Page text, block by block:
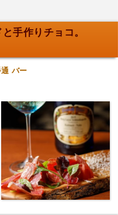
手作りチョコ。
バー